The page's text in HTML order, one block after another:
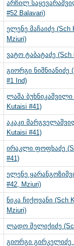
არჩილ
#52 Balavari)
ელენე მაჩაიძე (Sch
Mziuri)
ვატო ტაბატაძე (Sch
გიორგი ნიშნიანიძე
#1 Ind)
ლაშა ბუხნიკაშვილი
Kutaisi #41)
აკაკი
Kutaisi #41)
ირაკლი ფოფხაძე
#41)
ელენე
#42, Mziuri)
ნიკა ჩიქოვანი (Sch
Mziuri)
ლადო მელიქიძე
გიორგი გირკელიძე